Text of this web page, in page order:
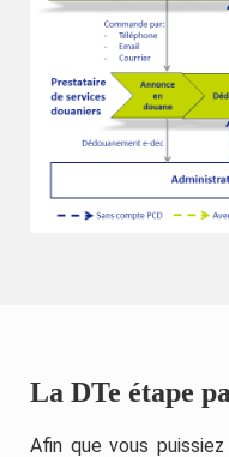
La DTe étape
Afin que vous